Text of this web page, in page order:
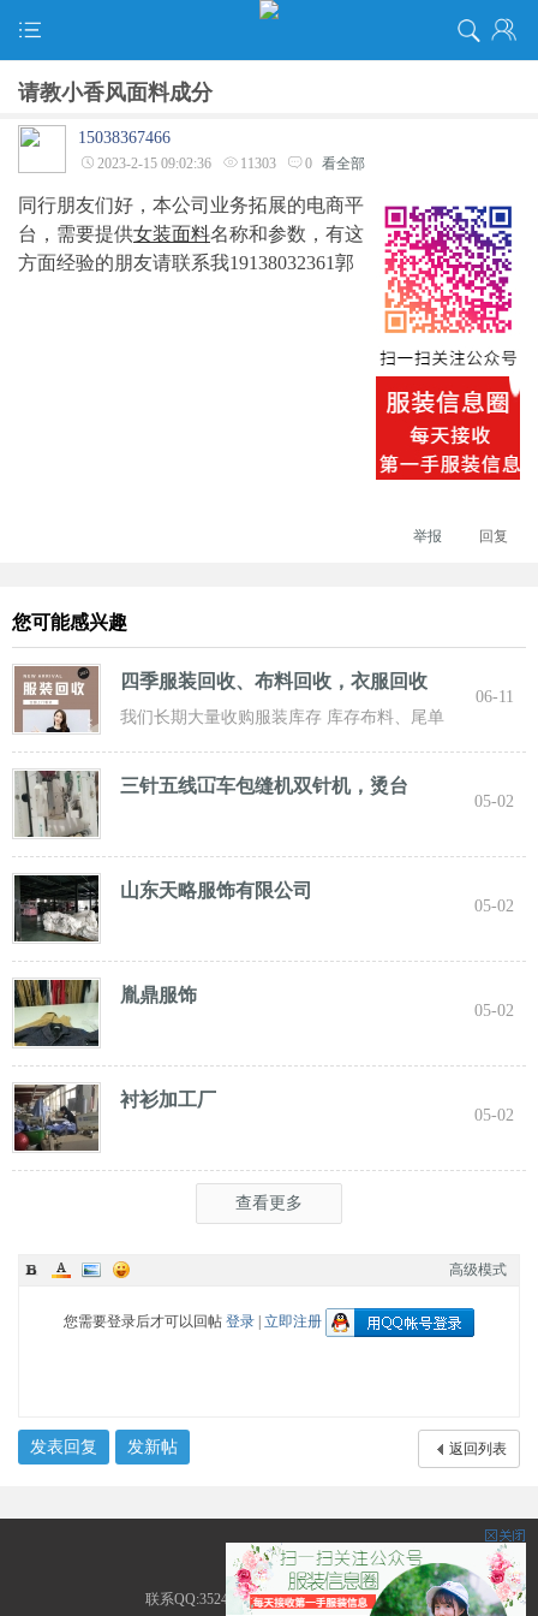
请教小香风面料成分
15038367466
2023-2-15 09:02:36 11303 0 看全部
同行朋友们好，本公司业务拓展的电商平
台，需要提供女装面料名称和参数，有这
方面经验的朋友请联系我19138032361郭
回复
举报
您可能感兴趣
四季服装回收、布料回收，衣服回收
我们长期大量收购服装库存 库存布料、尾单
服装，专业诚信共赢， 实力雄厚 ！ 长期面向
06-11
三针五线冚车包缝机双针机，烫台
05-02
山东天略服饰有限公司
05-02
胤鼎服饰
05-02
衬衫加工厂
05-02
查看更多
高级模式
您需要登录后才可以回帖 登录 立即注册
发表回复 发新帖 返回列表
服装圈
联系QQ:3524226535 地址:广东省广州市